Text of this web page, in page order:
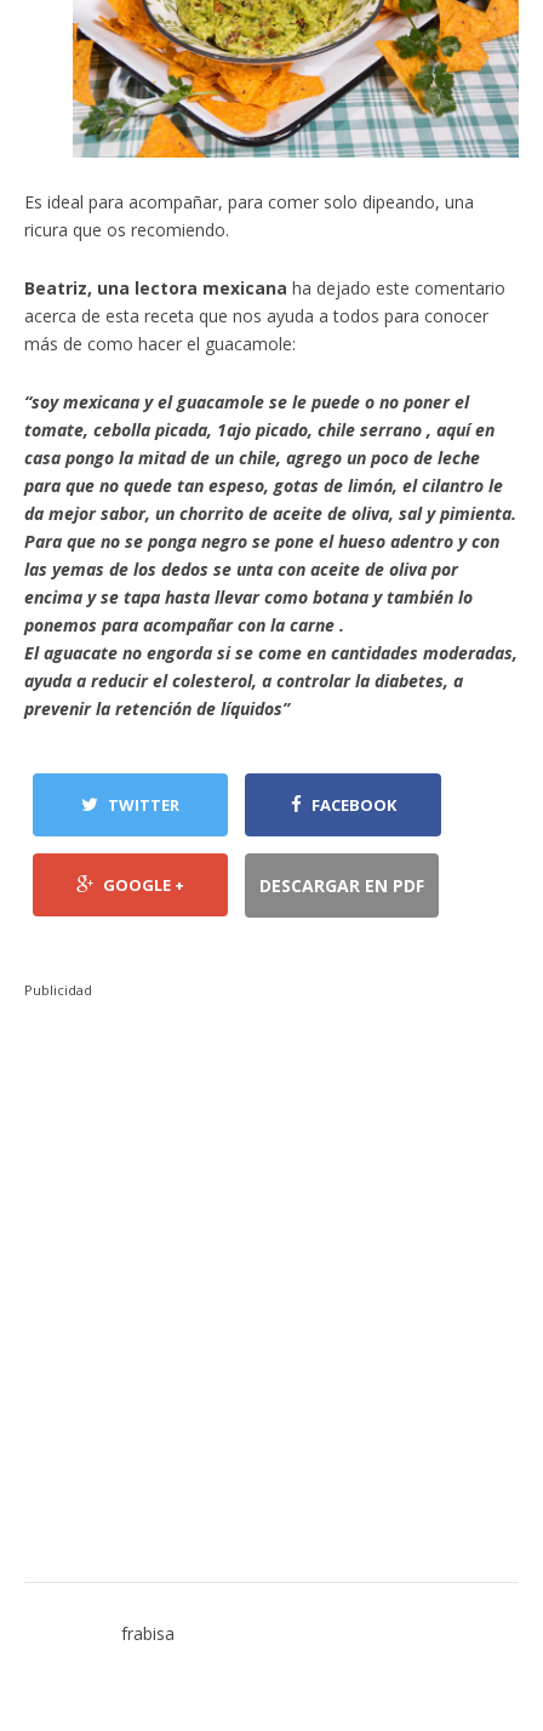
Es ideal para acompañar, para comer solo dipeando, una
ricura que os recomiendo.
Beatriz, una lectora mexicana ha dejado este comentario
acerca de esta receta que nos ayuda a todos para conocer
más de como hacer el guacamole:
“soy mexicana y el guacamole se le puede o no poner el
tomate, cebolla picada, 1ajo picado, chile serrano , aquí en
casa pongo la mitad de un chile, agrego un poco de leche
para que no quede tan espeso, gotas de limón, el cilantro le
da mejor sabor, un chorrito de aceite de oliva, sal y pimienta.
Para que no se ponga negro se pone el hueso adentro y con
las yemas de los dedos se unta con aceite de oliva por
encima y se tapa hasta llevar como botana y también lo
ponemos para acompañar con la carne .
El aguacate no engorda si se come en cantidades moderadas,
ayuda a reducir el colesterol, a controlar la diabetes, a
prevenir la retención de líquidos”
TWITTER FACEBOOK
GOOGLE + DESCARGAR EN PDF
Publicidad
frabisa